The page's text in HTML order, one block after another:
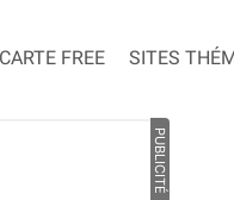
CARTE FREE SITES
PUBLICITÉ